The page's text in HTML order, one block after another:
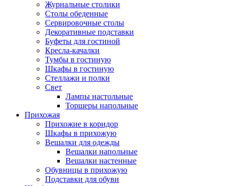
Журнальные столики
Столы обеденные
Сервировочные столы
Декоративные подставки
Буфеты для гостиной
Кресла-качалки
Тумбы в гостиную
Шкафы в гостиную
Стеллажи и полки
Свет
Лампы настольные
Торшеры напольные
Прихожая
Прихожие в коридор
Шкафы в прихожую
Вешалки для одежды
Вешалки напольные
Вешалки настенные
Обувницы в прихожую
Подставки для обуви